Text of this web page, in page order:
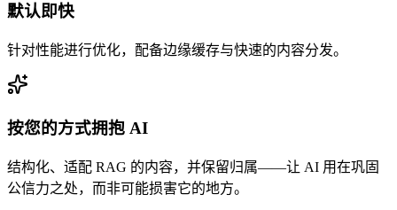
默认即快
针对性能进行优化，配备边缘缓存与快速的内容分发。
按您的方式拥抱 AI
结构化、适配 RAG 的内容，并保留归属——让 AI 用在巩固
公信力之处，而非可能损害它的地方。